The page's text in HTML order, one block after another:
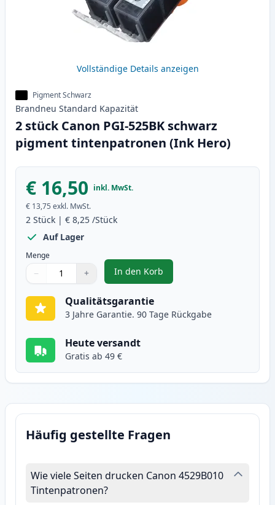
Vollständige Details anzeigen
Pigment Schwarz
Brandneu Standard Kapazität
2 stück Canon PGI-525BK schwarz
pigment tintenpatronen (Ink Hero)
€ 16,50 inkl. MwSt.
€ 13,75 exkl. MwSt.
2 Stück | € 8,25 /Stück
Auf Lager
Menge
Verwenden Sie die Tasten, um anzupassen
− +
1
In den Korb
, 2 stück Canon PGI-525BK
Qualitätsgarantie
3 Jahre Garantie. 90 Tage Rückgabe
Heute versandt
Gratis ab 49 €
Häufig gestellte Fragen
Wie viele Seiten drucken Canon 4529B010
Tintenpatronen?